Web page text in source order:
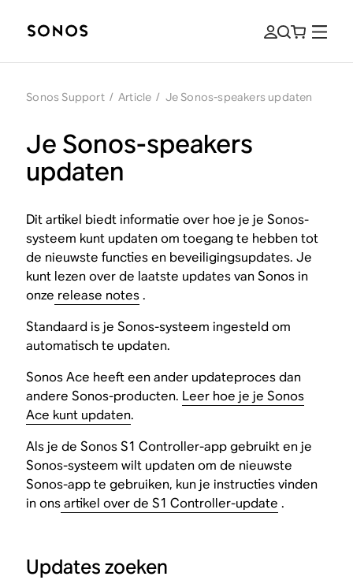
Sonos Support / Article / Je Sonos-speakers updaten
Je Sonos-speakers
updaten
Dit artikel biedt informatie over hoe je je Sonos-
systeem kunt updaten om toegang te hebben tot
de nieuwste functies en beveiligingsupdates. Je
kunt lezen over de laatste updates van Sonos in
onze release notes.
Standaard is je Sonos-systeem ingesteld om
automatisch te updaten.
Sonos Ace heeft een ander updateproces dan
andere Sonos-producten. Leer hoe je je Sonos
Ace kunt updaten.
Als je de Sonos S1 Controller-app gebruikt en je
Sonos-systeem wilt updaten om de nieuwste
Sonos-app te gebruiken, kun je instructies vinden
in onsartikel over de S1 Controller-update .
Updates zoeken